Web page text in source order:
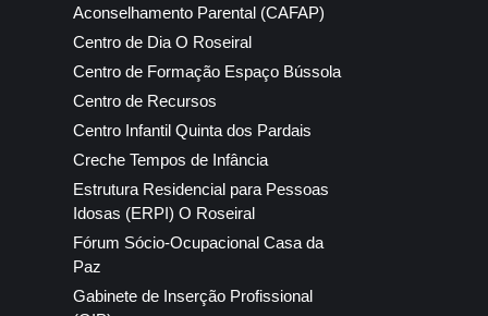
Aconselhamento Parental (CAFAP)
Centro de Dia O Roseiral
Centro de Formação Espaço Bússola
Centro de Recursos
Centro Infantil Quinta dos Pardais
Creche Tempos de Infância
Estrutura Residencial para Pessoas
Idosas (ERPI) O Roseiral
Fórum Sócio-Ocupacional Casa da
Paz
Gabinete de Inserção Profissional